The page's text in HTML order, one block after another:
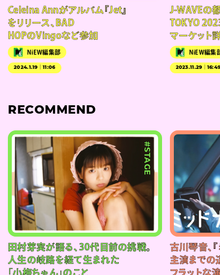
Celeina Annがアルバム『Jet』
をリリース、BAD
HOPのVingoなど参加
NiEW編集部
2024.1.19｜11:06
J-WAVEの
TOKYO
マーケット
NiEW編集
2023.11.29｜
RECOMMEND
#STAGE
田村芽実が語る、30代目前の挑戦。
人生の岐路を経て生まれた
「小梅ちゃん」のこと
古川琴音、
主演までの
フラットな